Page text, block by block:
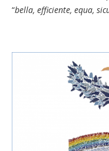
“bella, efficiente, equa,